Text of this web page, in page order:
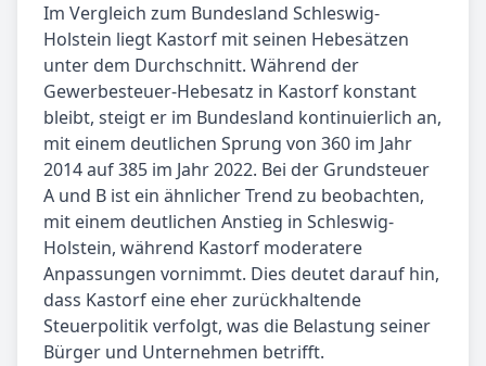
Im Vergleich zum Bundesland Schleswig-
Holstein liegt Kastorf mit seinen Hebesätzen
unter dem Durchschnitt. Während der
Gewerbesteuer-Hebesatz in Kastorf konstant
bleibt, steigt er im Bundesland kontinuierlich an,
mit einem deutlichen Sprung von 360 im Jahr
2014 auf 385 im Jahr 2022. Bei der Grundsteuer
A und B ist ein ähnlicher Trend zu beobachten,
mit einem deutlichen Anstieg in Schleswig-
Holstein, während Kastorf moderatere
Anpassungen vornimmt. Dies deutet darauf hin,
dass Kastorf eine eher zurückhaltende
Steuerpolitik verfolgt, was die Belastung seiner
Bürger und Unternehmen betrifft.